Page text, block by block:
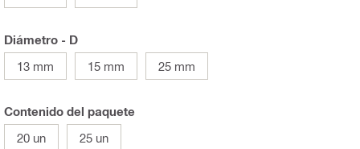
Diámetro - D
13 mm
15 mm 25 mm
Contenido del paquete
20 un
25 un